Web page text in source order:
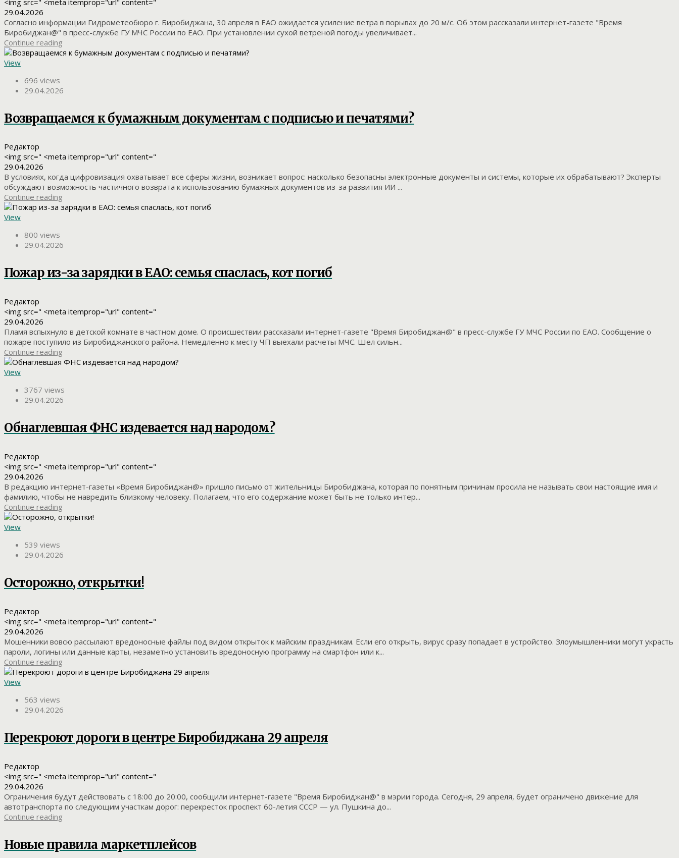
29.04.2026
Согласно информации Гидрометеобюро г. Биробиджана, 30 апреля в ЕАО ожидается усиление ветра в порывах до 20 м/с. Об этом рассказали интернет-газете "Время
Биробиджан@" в пресс-службе ГУ МЧС России по ЕАО. При установлении сухой ветреной погоды увеличивает...
Continue reading
View
696 views
29.04.2026
Возвращаемся к бумажным документам с подписью и печатями?
Редактор
<img src=" <meta itemprop="url" content="
29.04.2026
В условиях, когда цифровизация охватывает все сферы жизни, возникает вопрос: насколько безопасны электронные документы и системы, которые их обрабатывают? Эксперты
обсуждают возможность частичного возврата к использованию бумажных документов из-за развития ИИ ...
Continue reading
View
800 views
29.04.2026
Пожар из-за зарядки в ЕАО: семья спаслась, кот погиб
Редактор
<img src=" <meta itemprop="url" content="
29.04.2026
Пламя вспыхнуло в детской комнате в частном доме. О происшествии рассказали интернет-газете "Время Биробиджан@" в пресс-службе ГУ МЧС России по ЕАО. Сообщение о
пожаре поступило из Биробиджанского района. Немедленно к месту ЧП выехали расчеты МЧС. Шел сильн...
Continue reading
View
3767 views
29.04.2026
Обнаглевшая ФНС издевается над народом?
Редактор
<img src=" <meta itemprop="url" content="
29.04.2026
В редакцию интернет-газеты «Время Биробиджан@» пришло письмо от жительницы Биробиджана, которая по понятным причинам просила не называть свои настоящие имя и
фамилию, чтобы не навредить близкому человеку. Полагаем, что его содержание может быть не только интер...
Continue reading
View
539 views
29.04.2026
Осторожно, открытки!
Редактор
<img src=" <meta itemprop="url" content="
29.04.2026
Мошенники вовсю рассылают вредоносные файлы под видом открыток к майским праздникам. Если его открыть, вирус сразу попадает в устройство. Злоумышленники могут украсть
пароли, логины или данные карты, незаметно установить вредоносную программу на смартфон или к...
Continue reading
View
563 views
29.04.2026
Перекроют дороги в центре Биробиджана 29 апреля
Редактор
<img src=" <meta itemprop="url" content="
29.04.2026
Ограничения будут действовать с 18:00 до 20:00, сообщили интернет-газете "Время Биробиджан@" в мэрии города. Сегодня, 29 апреля, будет ограничено движение для
автотранспорта по следующим участкам дорог: перекресток проспект 60-летия СССР — ул. Пушкина до...
Continue reading
Новые правила маркетплейсов